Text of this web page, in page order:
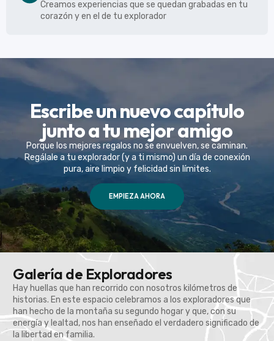
Creamos experiencias que se quedan grabadas en tu
corazón y en el de tu explorador
Escribe un nuevo capítulo
junto a tu mejor amigo
Porque los mejores regalos no se envuelven, se caminan.
Regálale a tu explorador (y a ti mismo) un día de conexión
pura, aire limpio y felicidad sin límites.
EMPIEZA AHORA
Galería de Exploradores
Hay huellas que han recorrido con nosotros kilómetros de
historias. En este espacio celebramos a los exploradores que
han hecho de la montaña su segundo hogar y que, con su
energía y lealtad, nos han enseñado el verdadero significado de
la libertad en familia.